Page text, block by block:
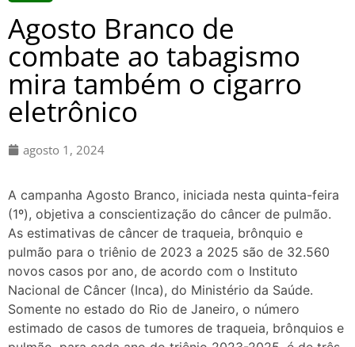
Agosto Branco de
combate ao tabagismo
mira também o cigarro
eletrônico
agosto 1, 2024
A campanha Agosto Branco, iniciada nesta quinta-feira
(1º), objetiva a conscientização do câncer de pulmão.
As estimativas de câncer de traqueia, brônquio e
pulmão para o triênio de 2023 a 2025 são de 32.560
novos casos por ano, de acordo com o Instituto
Nacional de Câncer (Inca), do Ministério da Saúde.
Somente no estado do Rio de Janeiro, o número
estimado de casos de tumores de traqueia, brônquios e